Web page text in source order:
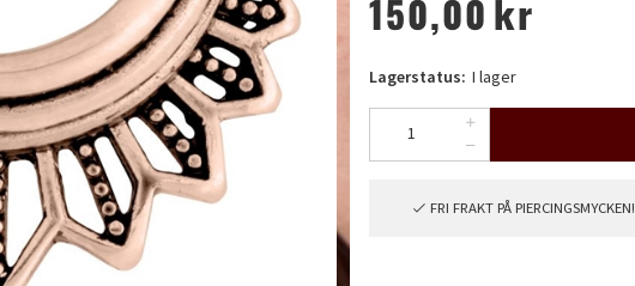
150,00 kr
Lagerstatus: I lager
FRI FRAKT PÅ PIERCINGSMYCKEN!